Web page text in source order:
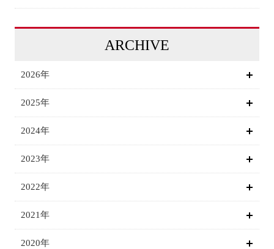
ARCHIVE
2026年
2025年
2024年
2023年
2022年
2021年
2020年